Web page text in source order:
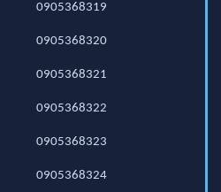
0905368319
0905368320
0905368321
0905368322
0905368323
0905368324